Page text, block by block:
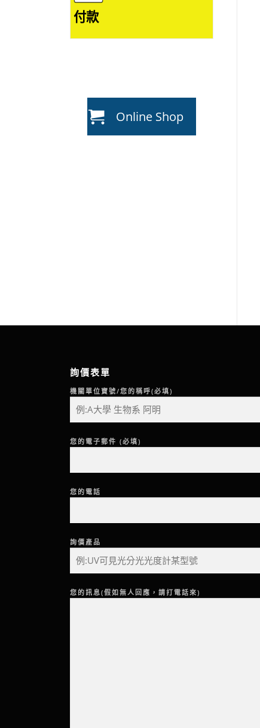
付款
Online Shop
詢價表單
機關單位寶號/您的稱呼(必填)
您的電子郵件 (必填)
您的電話
詢價產品
您的訊息(假如無人回應，請打電話來)